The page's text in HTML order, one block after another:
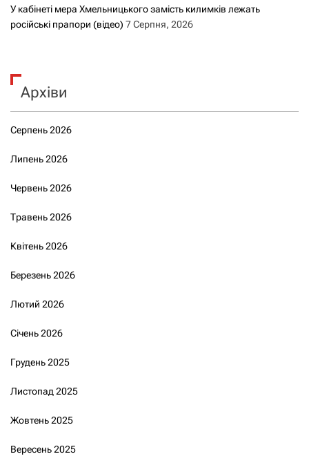
У кабінеті мера Хмельницького замість килимків лежать
російські прапори (відео) 7 Серпня, 2026
Архіви
Серпень 2026
Липень 2026
Червень 2026
Травень 2026
Квітень 2026
Березень 2026
Лютий 2026
Січень 2026
Грудень 2025
Листопад 2025
Жовтень 2025
Вересень 2025